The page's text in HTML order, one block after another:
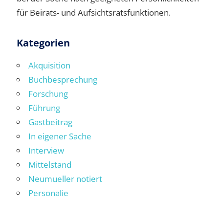
für Beirats- und Aufsichtsratsfunktionen.
Kategorien
Akquisition
Buchbesprechung
Forschung
Führung
Gastbeitrag
In eigener Sache
Interview
Mittelstand
Neumueller notiert
Personalie